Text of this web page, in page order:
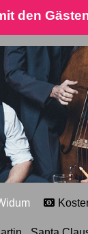
Ära des
den